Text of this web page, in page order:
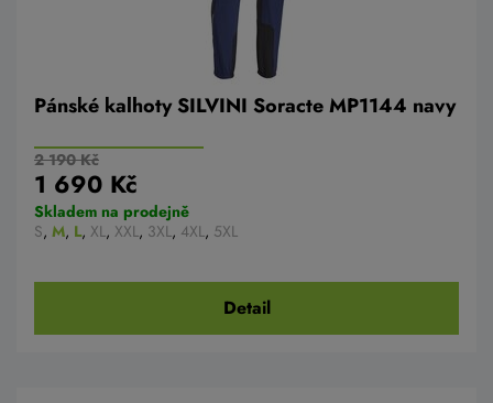
Pánské kalhoty SILVINI Soracte MP1144 navy
2 190 Kč
1 690 Kč
Skladem na prodejně
S, M, L, XL, XXL, 3XL, 4XL, 5XL
Detail